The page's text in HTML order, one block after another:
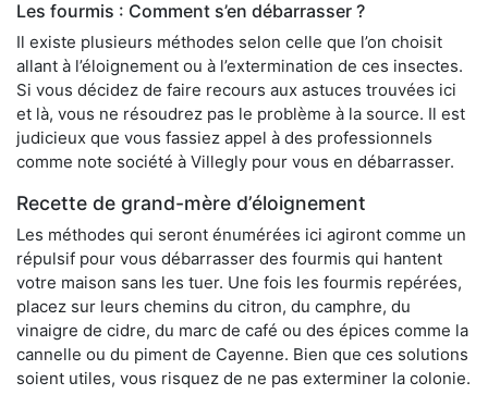
Les fourmis : Comment s’en débarrasser ?
Il existe plusieurs méthodes selon celle que l’on choisit
allant à l’éloignement ou à l’extermination de ces insectes.
Si vous décidez de faire recours aux astuces trouvées ici
et là, vous ne résoudrez pas le problème à la source. Il est
judicieux que vous fassiez appel à des professionnels
comme note société à Villegly pour vous en débarrasser.
Recette de grand-mère d’éloignement
Les méthodes qui seront énumérées ici agiront comme un
répulsif pour vous débarrasser des fourmis qui hantent
votre maison sans les tuer. Une fois les fourmis repérées,
placez sur leurs chemins du citron, du camphre, du
vinaigre de cidre, du marc de café ou des épices comme la
cannelle ou du piment de Cayenne. Bien que ces solutions
soient utiles, vous risquez de ne pas exterminer la colonie.